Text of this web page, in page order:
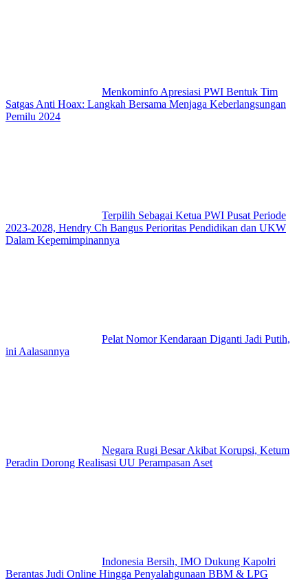
Menkominfo Apresiasi PWI Bentuk Tim
Satgas Anti Hoax: Langkah Bersama Menjaga Keberlangsungan
Pemilu 2024
Terpilih Sebagai Ketua PWI Pusat Periode
2023-2028, Hendry Ch Bangus Perioritas Pendidikan dan UKW
Dalam Kepemimpinannya
Pelat Nomor Kendaraan Diganti Jadi Putih,
ini Aalasannya
Negara Rugi Besar Akibat Korupsi, Ketum
Peradin Dorong Realisasi UU Perampasan Aset
Indonesia Bersih, IMO Dukung Kapolri
Berantas Judi Online Hingga Penyalahgunaan BBM & LPG